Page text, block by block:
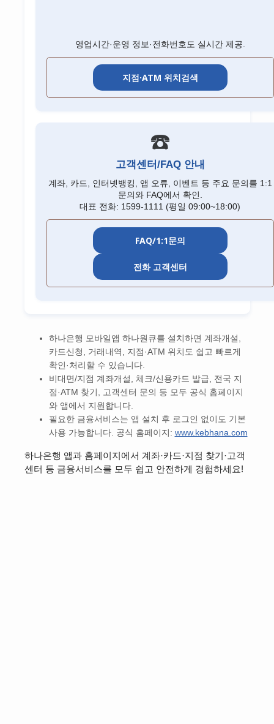
영업시간·운영 정보·전화번호도 실시간 제공.
지점·ATM 위치검색
☎️
고객센터/FAQ 안내
계좌, 카드, 인터넷뱅킹, 앱 오류, 이벤트 등 주요 문의를 1:1
문의와 FAQ에서 확인.
대표 전화: 1599-1111 (평일 09:00~18:00)
FAQ/1:1문의
전화 고객센터
하나은행 모바일앱 하나원큐를 설치하면 계좌개설,
카드신청, 거래내역, 지점·ATM 위치도 쉽고 빠르게
확인·처리할 수 있습니다.
비대면/지점 계좌개설, 체크/신용카드 발급, 전국 지
점·ATM 찾기, 고객센터 문의 등 모두 공식 홈페이지
와 앱에서 지원합니다.
필요한 금융서비스는 앱 설치 후 로그인 없이도 기본
사용 가능합니다. 공식 홈페이지: www.kebhana.com
하나은행 앱과 홈페이지에서 계좌·카드·지점 찾기·고객
센터 등 금융서비스를 모두 쉽고 안전하게 경험하세요!